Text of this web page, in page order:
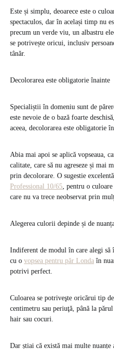
Este și simplu, deoarece este o
spectaculos, dar în același timp nu
precum un verde viu, un albastru
se potrivește oricui, inclusiv
tânăr.
Decolorarea este obligatorie înainte
Specialiștii în domeniu sunt de
este nevoie de o bază foarte
aceea, decolorarea este obligatorie
Abia mai apoi se aplică vopseaua,
calitate, care să nu agreseze și mai
prin decolorare. O sugestie
Professional 10/65, pentru o
care nu va trece neobservat prin
Alegerea culorii depinde și de
Indiferent de modul în care alegi
cu o vopsea pentru păr Londa în
potrivi perfect.
Culoarea se potriveşte oricărui tip
centimetru sau periuţă, până la
hair sau cocuri.
Dar știai că există mai multe